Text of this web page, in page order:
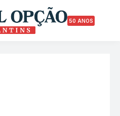
50 ANOS